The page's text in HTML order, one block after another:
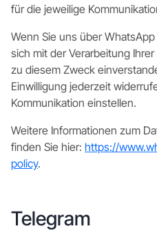
für die jeweilige
Wenn Sie uns über
sich mit der Verarbeitung
zu diesem Zweck
Einwilligung jederzeit
Kommunikation einstellen.
Weitere Informationen zum
finden Sie hier: https://
policy.
Telegram